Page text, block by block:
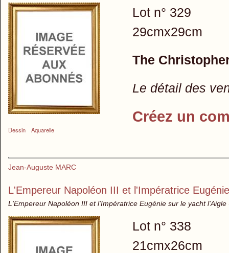
Dessin Aquarelle
Lot n° 329
29cmx29cm
The
Le détail des
Créez un
Jean-Auguste MARC
L'Empereur Napoléon III et l'Impératrice
L'Empereur Napoléon III et l'Impératrice Eugénie sur le yacht
Lot n° 338
21cmx26cm